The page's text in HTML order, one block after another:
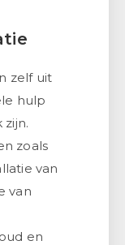
zelf uit
hulp
zijn.
zoals
van
van
en